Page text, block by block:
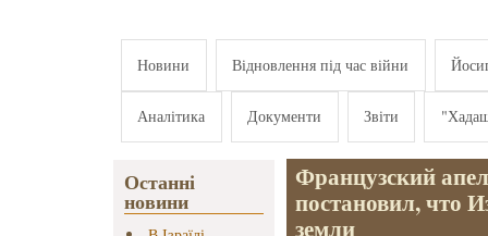
Новини Відновлення під час війни
Аналітика Документи Звіти
Останні
новини
Французский
постановил, что
земли